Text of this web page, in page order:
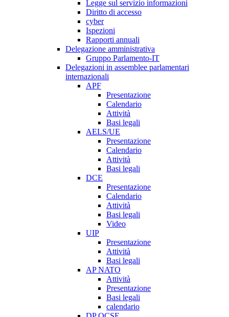
Legge sul servizio informazioni
Diritto di accesso
cyber
Ispezioni
Rapporti annuali
Delegazione amministrativa
Gruppo Parlamento-IT
Delegazioni in assemblee parlamentari
internazionali
APF
Presentazione
Calendario
Attività
Basi legali
AELS/UE
Presentazione
Calendario
Attività
Basi legali
DCE
Presentazione
Calendario
Attività
Basi legali
Video
UIP
Presentazione
Attività
Basi legali
AP NATO
Attività
Presentazione
Basi legali
calendario